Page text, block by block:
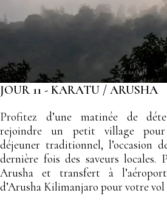
JOUR 11 - KARATU / ARUSHA
Profitez d’une matinée de
rejoindre un petit village
déjeuner traditionnel, l’occasion
dernière fois des saveurs locales.
Arusha et transfert à
d’Arusha Kilimanjaro pour votre